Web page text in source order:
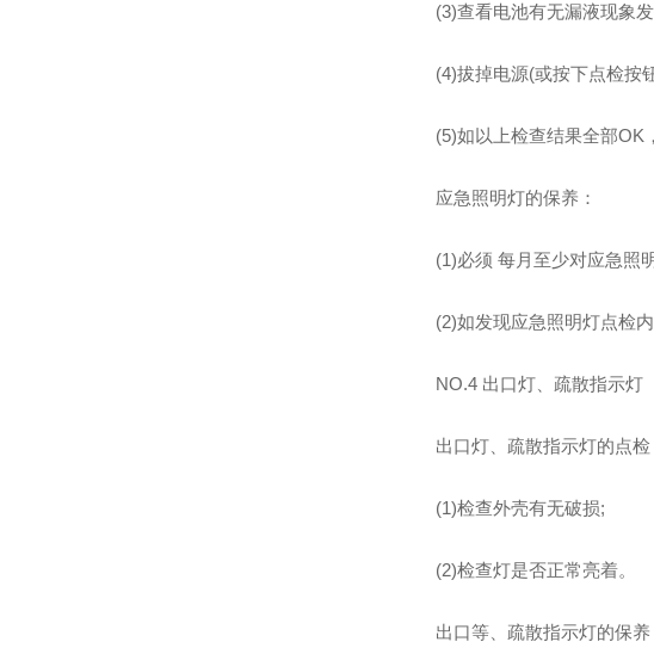
(3)查看电池有无漏液现象
(4)拔掉电源(或按下点检按
(5)如以上检查结果全部OK
应急照明灯的保养：
(1)必须 每月至少对应急照
(2)如发现应急照明灯点检
NO.4 出口灯、疏散指示灯
出口灯、疏散指示灯的点检
(1)检查外壳有无破损;
(2)检查灯是否正常亮着。
出口等、疏散指示灯的保养